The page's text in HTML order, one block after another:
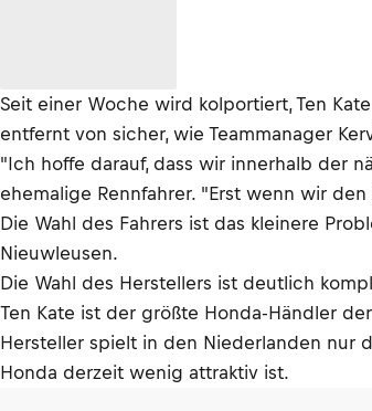
Seit einer Woche wird kolportiert, Ten
entfernt von sicher, wie Teammanager
"Ich hoffe darauf, dass wir innerhalb der
ehemalige Rennfahrer. "Erst wenn wir
Die Wahl des Fahrers ist das kleinere
Nieuwleusen.
Die Wahl des Herstellers ist deutlich
Ten Kate ist der größte Honda-Händler
Hersteller spielt in den Niederlanden nur
Honda derzeit wenig attraktiv ist.